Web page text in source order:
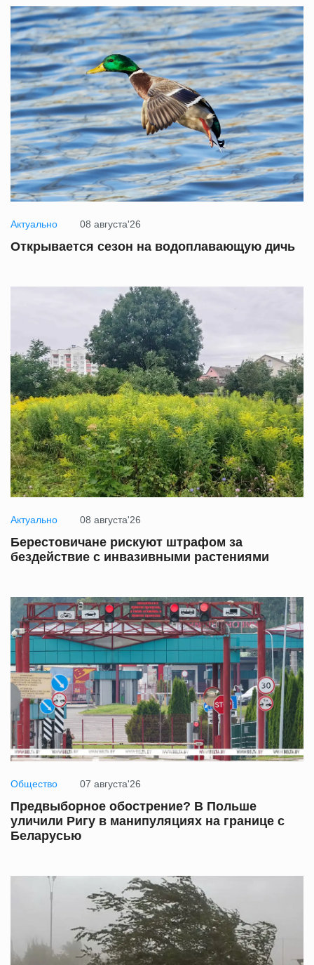
Актуально 08 августа'26
Открывается сезон на водоплавающую дичь
Актуально 08 августа'26
Берестовичане рискуют штрафом за
бездействие с инвазивными растениями
Общество 07 августа'26
Предвыборное обострение? В Польше
уличили Ригу в манипуляциях на границе с
Беларусью